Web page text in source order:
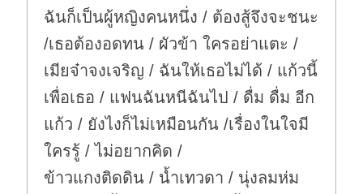
ฉันก็เป็นผู้หญิงคนหนึ่ง / ต้องสู้จึงจะชนะ
/เธอต้องอดทน / ผัวข้า ใครอย่าแตะ /
เมียจ๋าจงเจริญ / ฉันให้เธอไม่ได้ / แก้วนี้
เพื่อเธอ / แฟนฉันหนีฉันไป / ดื่ม ดื่ม อีก
แก้ว / ยังไงก็ไม่เหมือนกัน /เรื่องในใจมี
ใครรู้ / ไม่อยากคิด /
ข้าวแกงติดดิน / น้ำเทวดา / นุ่งลมห่ม